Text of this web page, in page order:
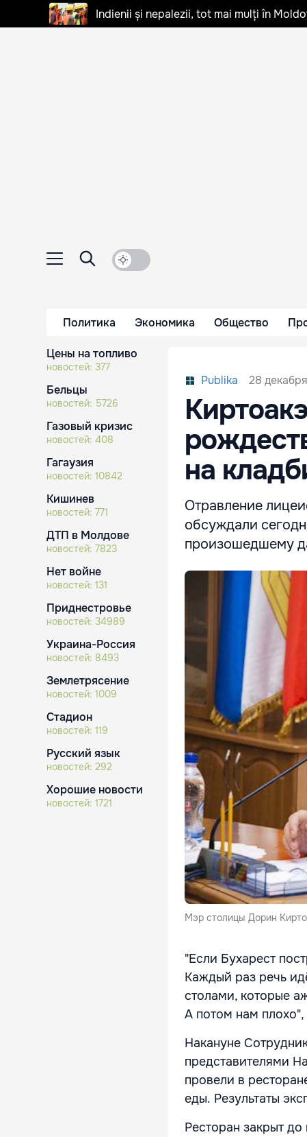
Indienii și nepalezii, tot mai mulți în
Политика Экономика Общество
Цены на топливо
новостей: 377
Бельцы
новостей: 5726
Газовый кризис
новостей: 408
Гагаузия
новостей: 10842
Кишинев
новостей: 771
ДТП в Молдове
новостей: 7823
Нет войне
новостей: 131
Приднестровье
новостей: 34989
Украина-Россия
новостей: 8493
Землетрясение
новостей: 1009
Стадион
новостей: 119
Русский язык
новостей: 292
Хорошие новости
новостей: 1721
Publika 28
на
Отравление
обсуждали
произошедшему
Мэр столицы Дорин
"Если Бухарест
Каждый раз речь
столами, которые
А потом нам
Накануне
представителями
провели в
еды. Результаты
Ресторан закрыт